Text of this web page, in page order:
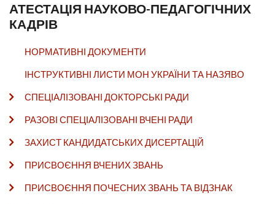
АТЕСТАЦІЯ НАУКОВО-ПЕДАГОГІЧНИХ
КАДРІВ
НОРМАТИВНІ ДОКУМЕНТИ
ІНСТРУКТИВНІ ЛИСТИ МОН УКРАЇНИ ТА НАЗЯВО
СПЕЦІАЛІЗОВАНІ ДОКТОРСЬКІ РАДИ
РАЗОВІ СПЕЦІАЛІЗОВАНІ ВЧЕНІ РАДИ
ЗАХИСТ КАНДИДАТСЬКИХ ДИСЕРТАЦІЙ
ПРИСВОЄННЯ ВЧЕНИХ ЗВАНЬ
ПРИСВОЄННЯ ПОЧЕСНИХ ЗВАНЬ ТА ВІДЗНАК